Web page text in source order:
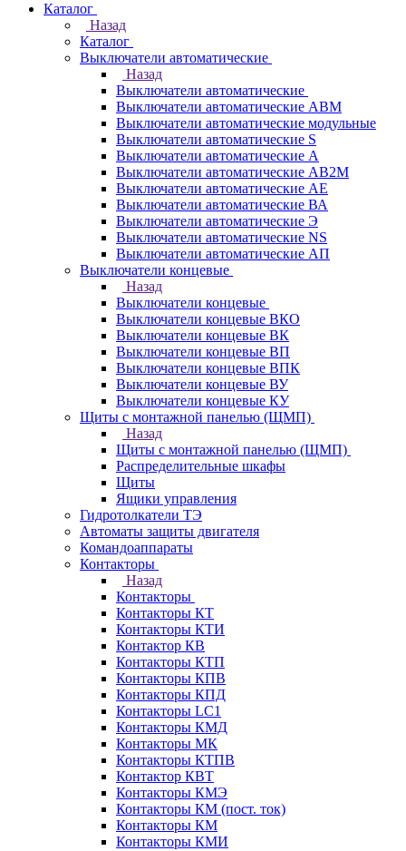
Каталог
Назад
Каталог
Выключатели автоматические
Назад
Выключатели автоматические
Выключатели автоматические АВМ
Выключатели автоматические модульные
Выключатели автоматические S
Выключатели автоматические А
Выключатели автоматические АВ2М
Выключатели автоматические АЕ
Выключатели автоматические ВА
Выключатели автоматические Э
Выключатели автоматические NS
Выключатели автоматические АП
Выключатели концевые
Назад
Выключатели концевые
Выключатели концевые ВКО
Выключатели концевые ВК
Выключатели концевые ВП
Выключатели концевые ВПК
Выключатели концевые ВУ
Выключатели концевые КУ
Щиты с монтажной панелью (ЩМП)
Назад
Щиты с монтажной панелью (ЩМП)
Распределительные шкафы
Щиты
Ящики управления
Гидротолкатели ТЭ
Автоматы защиты двигателя
Командоаппараты
Контакторы
Назад
Контакторы
Контакторы КТ
Контакторы КТИ
Контактор КВ
Контакторы КТП
Контакторы КПВ
Контакторы КПД
Контакторы LC1
Контакторы КМД
Контакторы МК
Контакторы КТПВ
Контактор КВТ
Контакторы КМЭ
Контакторы КМ (пост. ток)
Контакторы КМ
Контакторы КМИ